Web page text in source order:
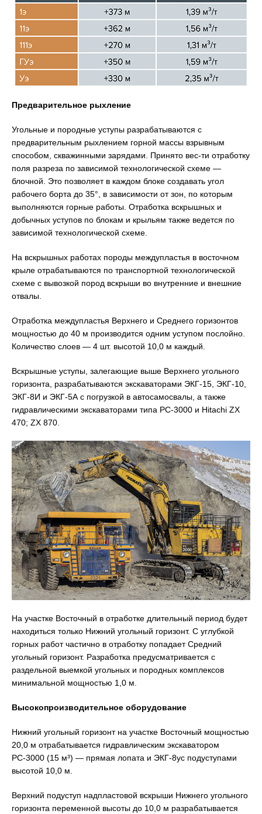
Предварительное рыхление
Угольные и породные уступы разрабатываются с
предварительным рыхлением горной массы взрывным
способом, скважинными зарядами. Принято вес-ти отработку
поля разреза по зависимой технологической схеме —
блочной. Это позволяет в каждом блоке создавать угол
рабочего борта до 35°, в зависимости от зон, по которым
выполняются горные работы. Отработка вскрышных и
добычных уступов по блокам и крыльям также ведется по
зависимой технологической схеме.
На вскрышных работах породы междупластья в восточном
крыле отрабатываются по транспортной технологической
схеме с вывозкой пород вскрыши во внутренние и внешние
отвалы.
Отработка междупластья Верхнего и Среднего горизонтов
мощностью до 40 м производится одним уступом послойно.
Количество слоев — 4 шт. высотой 10,0 м каждый.
Вскрышные уступы, залегающие выше Верхнего угольного
горизонта, разрабатываются экскаваторами ЭКГ-15, ЭКГ-10,
ЭКГ-8И и ЭКГ-5А с погрузкой в автосамосвалы, а также
гидравлическими экскаваторами типа РС-3000 и Hitachi ZX
470; ZX 870.
На участке Восточный в отработке длительный период будет
находиться только Нижний угольный горизонт. С углубкой
горных работ частично в отработку попадает Средний
угольный горизонт. Разработка предусматривается с
раздельной выемкой угольных и породных комплексов
минимальной мощностью 1,0 м.
Высокопроизводительное оборудование
Нижний угольный горизонт на участке Восточный мощностью
20,0 м отрабатывается гидравлическим экскаватором
РС-3000 (15 м³) — прямая лопата и ЭКГ-8ус подуступами
высотой 10,0 м.
Верхний подуступ надпластовой вскрыши Нижнего угольного
горизонта переменной высоты до 10,0 м разрабатывается